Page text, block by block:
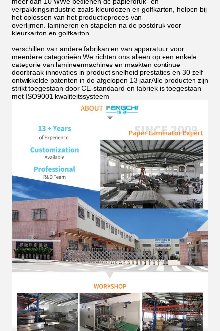
verpakkingsindustrie zoals kleurdozen en golfkarton, helpen bij
het oplossen van het productieproces van
overlijmen.
lamineren en stapelen na de postdruk voor
kleurkarton en golfkarton.
verschillen van andere fabrikanten van apparatuur voor
meerdere categorieën,We richten ons alleen op een enkele
categorie van lamineermachines en maakten continue
doorbraak innovaties in product snelheid prestaties en 30 zelf
ontwikkelde patenten in de afgelopen 13 jaarAlle producten zijn
strikt toegestaan door CE-standaard en fabriek is toegestaan
met ISO9001 kwaliteitssysteem.